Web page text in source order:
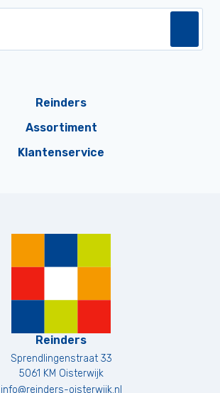
Reinders
Assortiment
Klantenservice
Reinders
Sprendlingenstraat 33
5061 KM Oisterwijk
info@reinders-oisterwijk.nl